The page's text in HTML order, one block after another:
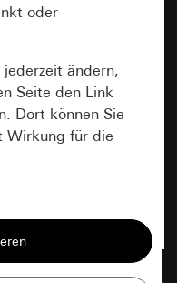
oder
jederzeit ändern,
Seite den Link
Dort können Sie
Wirkung für die
um Ihnen die